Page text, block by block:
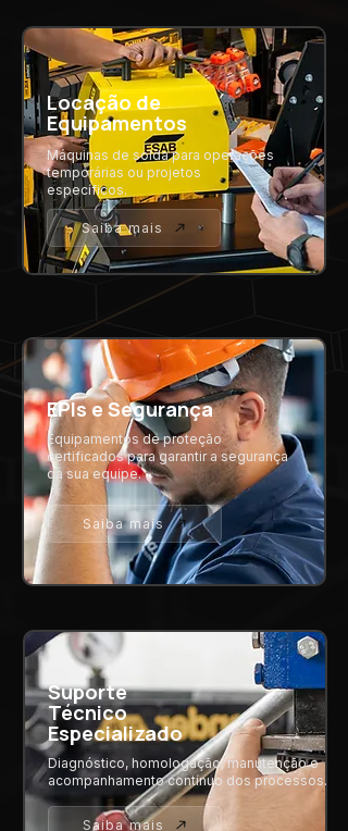
Locação de
Equipamentos
Máquinas de solda para operações
temporárias ou projetos
específicos.
Saiba mais
EPIs e Segurança
Equipamentos de proteção
certificados para garantir a segurança
da sua equipe.
Saiba mais
Suporte
Técnico
Especializado
Diagnóstico, homologação, manutenção e
acompanhamento contínuo dos processos.
Saiba mais